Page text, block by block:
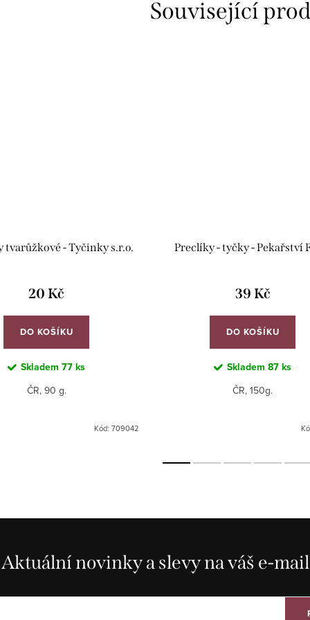
Související
tvarůžkové - Tyčinky s.r.o.
20 Kč
DO KOŠÍKU
Skladem 77 ks
ČR, 90 g.
Kód: 709042
Preclíky - tyčky - Pekařství
39 Kč
DO KOŠÍKU
Skladem 87 ks
ČR, 150g.
Aktuální novinky a slevy na váš e-mail